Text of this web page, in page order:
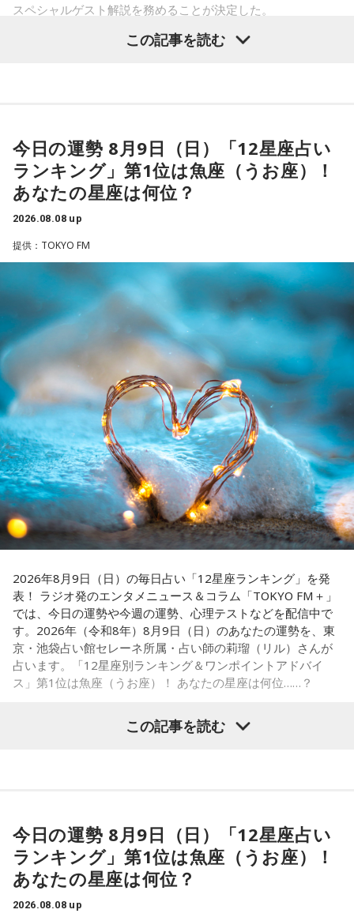
2．身分証……本性は「したたかな悪魔」
身分証は「あなた自身の存在」を暗示しています。あなたは
窮地に立たされると、何よりまず自分を守り抜く、利己的な
乾電池は「内に秘めたエネルギー」を暗示しています。あな
たは追い詰められると、理屈より先に、その時の衝動でとっ
さに動く本能タイプ。ある意味では、いちばん人間らしいか
もしれません。勢いが吉と出ることも多いですが、一呼吸置
いて考える癖もつけてみて。
4．懐中電灯……本性は「冷静な神様!?」
懐中電灯は「今後の見通し」を暗示しています。あなたは極
限の場面でもパニックにならず、状況を一歩引いて見極める
冷静沈着なタイプ。感情に飲まれず、俯瞰して考えられるタ
イプです。ただ、いつも冷静すぎると近寄りがたく見られる
こともあるので、時には素直になってみましょう。
天使も悪魔も、どちらもあなたの一部。自分の中の両方を知
っておくことが、いざという時の本当の強さになるのかもし
れません。
■監修者プロフィール：蝶ちょ（ちょうちょ）
池袋占い館セレーネ所属。電話占いメルにも出演。第六感で
人の想いを捉える羅針盤ヒーラー。霊感タロット、四柱推
命、宿曜占星術でオーダーメイドの鑑定を手掛ける。転職、
結婚、離別など多くの経験から、今どう動くべきか悩む人に
Webサイト：https://selene-uranai.com/
YouTube： https://www.youtube.com/@ataru-uranai
スペシャルゲスト解説を務めることが決定した。
シーズン、ヤクルトの監督を務め、前年最下位からの日本
一、球団初のリーグ連覇を成し遂げた。
選手としても指揮官としてもヤクルトが誇る球界のレジェン
ドといえる髙津が8月15日（土）に神宮球場で行われる「ヤ
クルト×DeNA」に『ニッポン放送ショウアップナイター』の
スペシャルゲスト解説として登場する。現役時代は『ニッポ
ン放送ショウアップナイター』の事前情報番組でレギュラー
出演コーナーを持つなど、ニッポン放送リスナーにはお馴染
みの髙津だが、『ニッポン放送ショウアップナイター』で解
説を務めるのは2013年以来、13年ぶりとなる。
ペナントレースも終盤に差し掛かり、古巣・ヤクルトにとっ
て勝負の夏となる神宮球場の一戦での髙津氏ならではの視点
に注目が集まる。
『ニッポン放送ショウアップナイター』では、今後も60周年
のアニバーサリーイヤーにふさわしい球界のレジェンドたち
がスペシャルゲスト解説者として登場する。さらに、リスナ
ーにとって嬉しい夏の味覚や現金が当たるプレゼント企画も
実施する。
■髙津臣吾 コメント
「ショウアップナイター」をお聴きの皆さま、ご無沙汰して
おります。
増す独特の緊張感を、ラジオを通じてお伝えできればと思い
「ニッポン放送ショウアップナイター ヤクルト×DeNA」
■放送日時：8月15日（土） 17時50分～試合終了 （延長対
応あり）
この記事を読む
今日の運勢 8月9日（日）「12星座占い
ランキング」第1位は魚座（うお座）！
あなたの星座は何位？
2026.08.08 up
提供：TOKYO FM
2026年8月9日（日）の毎日占い「12星座ランキング」を発
表！ ラジオ発のエンタメニュース＆コラム「TOKYO FM＋」
では、今日の運勢や今週の運勢、心理テストなどを配信中で
す。2026年（令和8年）8月9日（日）のあなたの運勢を、東
京・池袋占い館セレーネ所属・占い師の莉瑠（リル）さんが
占います。「12星座別ランキング＆ワンポイントアドバイ
ス」第1位は魚座（うお座）！ あなたの星座は何位……？
【2位】蟹座（かに座）
好調な運気で心地よく過ごせる1日となりそうです。直感が冴
えやすい運気なので、選択に迷った際は自分の直感を参考に
してみてください。
この記事を読む
今日の運勢 8月9日（日）「12星座占い
ランキング」第1位は魚座（うお座）！
あなたの星座は何位？
2026.08.08 up